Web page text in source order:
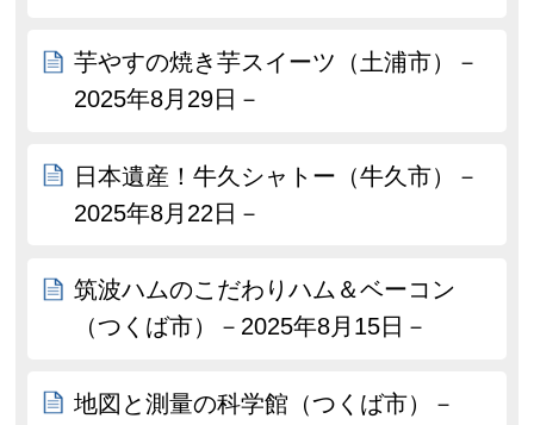
芋やすの焼き芋スイーツ（土浦市）－
2025年8月29日－
日本遺産！牛久シャトー（牛久市）－
2025年8月22日－
筑波ハムのこだわりハム＆ベーコン
（つくば市）－2025年8月15日－
地図と測量の科学館（つくば市）－